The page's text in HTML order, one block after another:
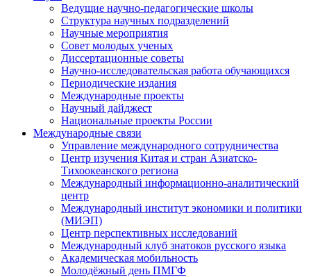
Ведущие научно-педагогические школы
Структура научных подразделений
Научные мероприятия
Совет молодых ученых
Диссертационные советы
Научно-исследовательская работа обучающихся
Периодические издания
Международные проекты
Научный дайджест
Национальные проекты России
Международные связи
Управление международного сотрудничества
Центр изучения Китая и стран Азиатско-
Тихоокеанского региона
Международный информационно-аналитический
центр
Международный институт экономики и политики
(МИЭП)
Центр перспективных исследований
Международный клуб знатоков русского языка
Академическая мобильность
Молодёжный день ПМГФ